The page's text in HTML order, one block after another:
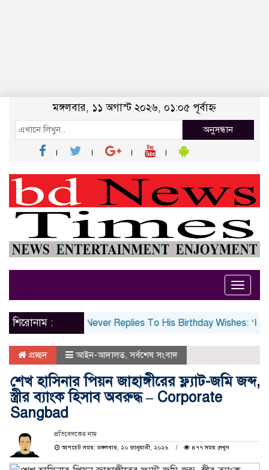
মঙ্গলবার, ১১ অগাস্ট ২০২৬, ০১:০৫ পূর্বাহ্ন
অনুসন্ধান
Toggle
শিরোনাম :
Says She Never Replies To His Birthday Wishes: ‘Koi Baat
প্রচ্ছদ আইন-আদালত,সর্বশেষ সংবাদ
শেখ হাসিনার পিয়ন জাহাঙ্গীরের ফ্ল্যাট-জমি জব্দ,
স্ত্রীর ব্যাংক হিসাব অবরুদ্ধ – Corporate
Sangbad
প্রতিবেদকের নাম
আপডেট সময়: মঙ্গলবার, ২০ জানুয়ারী, ২০২৬
৪৭৭ সময় দেখুন